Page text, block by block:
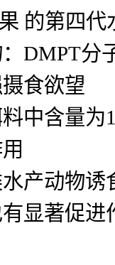
的第四
DMPT分
食欲望
中含量
产动物
显著促进